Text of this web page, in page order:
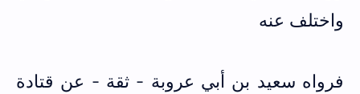
واختلف عنه
فرواه سعيد بن أبي عروبة - ثقة - عن قتادة